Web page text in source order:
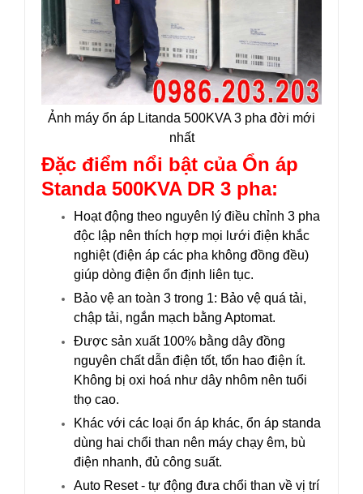
Ảnh máy ổn áp Litanda 500KVA 3 pha đời mới
nhất
Đặc điểm nổi bật của Ổn áp
Standa 500KVA DR 3 pha:
Hoạt động theo nguyên lý điều chỉnh 3 pha
độc lập nên thích hợp mọi lưới điện khắc
nghiệt (điện áp các pha không đồng đều)
giúp dòng điện ổn định liên tục.
Bảo vệ an toàn 3 trong 1: Bảo vệ quá tải,
chập tải, ngắn mạch bằng Aptomat.
Được sản xuất 100% bằng dây đồng
nguyên chất dẫn điện tốt, tổn hao điện ít.
Không bị oxi hoá như dây nhôm nên tuổi
thọ cao.
Khác với các loại ổn áp khác, ổn áp standa
dùng hai chổi than nên máy chạy êm, bù
điện nhanh, đủ công suất.
Auto Reset - tự động đưa chổi than về vị trí